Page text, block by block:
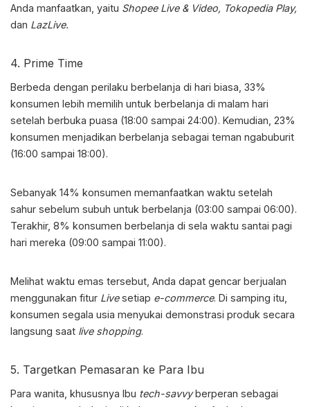
Anda manfaatkan, yaitu Shopee Live & Video, Tokopedia Play,
dan LazLive.
4. Prime Time
Berbeda dengan perilaku berbelanja di hari biasa, 33%
konsumen lebih memilih untuk berbelanja di malam hari
setelah berbuka puasa (18:00 sampai 24:00). Kemudian, 23%
konsumen menjadikan berbelanja sebagai teman ngabuburit
(16:00 sampai 18:00).
Sebanyak 14% konsumen memanfaatkan waktu setelah
sahur sebelum subuh untuk berbelanja (03:00 sampai 06:00).
Terakhir, 8% konsumen berbelanja di sela waktu santai pagi
hari mereka (09:00 sampai 11:00).
Melihat waktu emas tersebut, Anda dapat gencar berjualan
menggunakan fitur Livesetiap e-commerce. Di samping itu,
konsumen segala usia menyukai demonstrasi produk secara
langsung saat live shopping.
5. Targetkan Pemasaran ke Para Ibu
Para wanita, khususnya Ibu tech-savvyberperan sebagai